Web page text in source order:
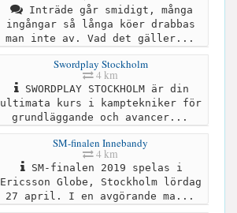
Inträde går smidigt, många
ingångar så långa köer drabbas
man inte av. Vad det gäller...
Swordplay Stockholm
4 km
SWORDPLAY STOCKHOLM är din
ultimata kurs i kamptekniker för
grundläggande och avancer...
SM-finalen Innebandy
4 km
SM-finalen 2019 spelas i
Ericsson Globe, Stockholm lördag
27 april. I en avgörande ma...